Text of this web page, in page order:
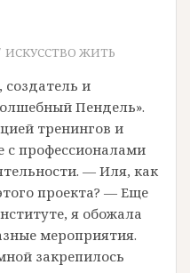
ИСКУССТВО ЖИТЬ
и
Пендель».
тренингов и
с профессионалами
— Иля, как
проекта? — Еще
я обожала
мероприятия.
закрепилось